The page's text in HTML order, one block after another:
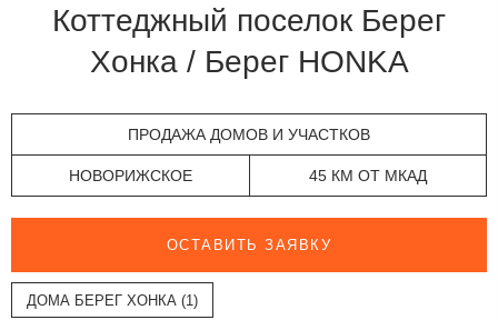
Коттеджный поселок Берег
Хонка / Берег HONKA
ПРОДАЖА ДОМОВ И УЧАСТКОВ
НОВОРИЖСКОЕ 45 КМ ОТ МКАД
ОСТАВИТЬ ЗАЯВКУ
ДОМА БЕРЕГ ХОНКА (1)